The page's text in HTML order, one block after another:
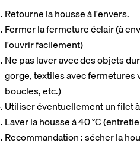
Retourne la housse à l'envers.
Fermer la fermeture éclair (à
l'ouvrir facilement)
Ne pas laver avec des objets
gorge, textiles avec fermetures
boucles, etc.)
Utiliser éventuellement un filet
Laver la housse à 40 °C
Recommandation : sécher la